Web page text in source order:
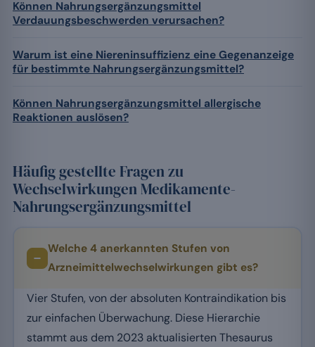
Können Nahrungsergänzungsmittel
Verdauungsbeschwerden verursachen?
Warum ist eine Niereninsuffizienz eine Gegenanzeige
für bestimmte Nahrungsergänzungsmittel?
Können Nahrungsergänzungsmittel allergische
Reaktionen auslösen?
Häufig gestellte Fragen zu
Wechselwirkungen Medikamente-
Nahrungsergänzungsmittel
Welche 4 anerkannten Stufen von
Arzneimittelwechselwirkungen gibt es?
Vier Stufen, von der absoluten Kontraindikation bis
zur einfachen Überwachung. Diese Hierarchie
stammt aus dem 2023 aktualisierten Thesaurus